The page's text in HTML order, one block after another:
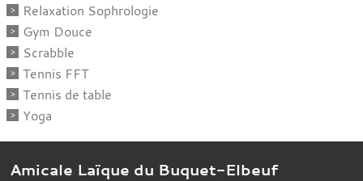
Relaxation Sophrologie
Gym Douce
Scrabble
Tennis FFT
Tennis de table
Yoga
Amicale Laïque du Buquet-Elbeuf